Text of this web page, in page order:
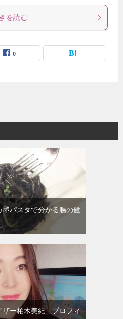
を読む
0
パスタで分かる腸の健
ザー柏木美紀 プロフィ